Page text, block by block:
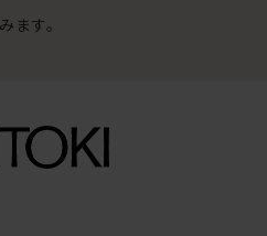
ます。